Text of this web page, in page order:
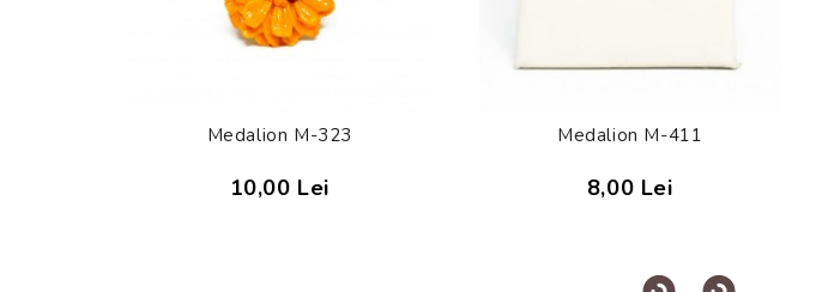
Medalion M-323
10,00 Lei
Medalion M-411
8,00 Lei